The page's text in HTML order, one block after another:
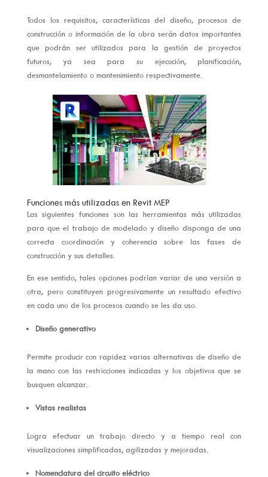
Todos los requisitos, características del diseño, procesos de
construcción o información de la obra serán datos importantes
que podrán ser utilizados para la gestión de proyectos
futuros, ya sea para su ejecución, planificación,
desmantelamiento o mantenimiento respectivamente.
Funciones más utilizadas en Revit MEP
Las siguientes funciones son las herramientas más utilizadas
para que el trabajo de modelado y diseño disponga de una
correcta coordinación y coherencia sobre las fases de
construcción y sus detalles.
En ese sentido, tales opciones podrían variar de una versión a
otra, pero constituyen progresivamente un resultado efectivo
en cada uno de los procesos cuando se les da uso.
Diseño generativo
Permite producir con rapidez varias alternativas de diseño de
la mano con las restricciones indicadas y los objetivos que se
busquen alcanzar.
Vistas realistas
Logra efectuar un trabajo directo y a tiempo real con
visualizaciones simplificadas, agilizadas y mejoradas.
Nomenclatura del circuito eléctrico